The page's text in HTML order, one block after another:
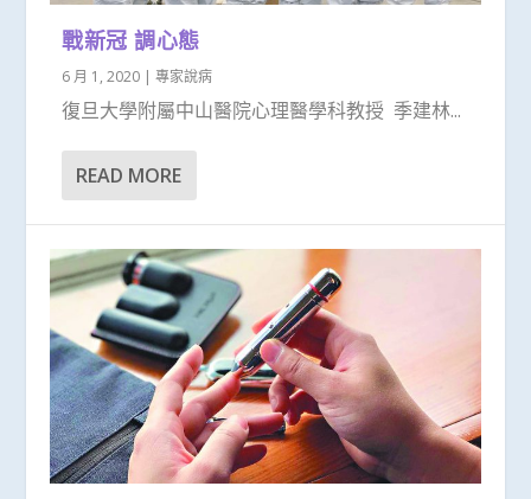
戰新冠 調心態
6 月 1, 2020 |專家說病
復旦大學附屬中山醫院心理醫學科教授 季建林...
READ MORE